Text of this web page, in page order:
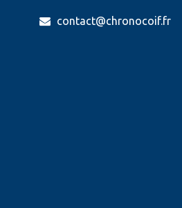
contact@chronocoif.fr